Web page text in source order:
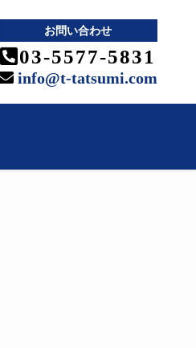
お問い合わせ
03-5577-5831
info@t-tatsumi.com